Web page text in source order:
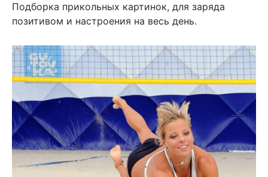
Подборка прикольных картинок, для заряда
позитивом и настроения на весь день.